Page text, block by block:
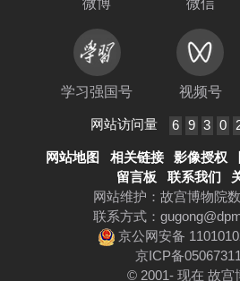
学习强国号 视频号
网站访问量 6 9 3 0
网站地图 相关链接 影像授权
留言板
联系我们
网站维护：故宫博物院
联系方式：
京公网安备
京ICP备
© 2001- 现在 故宫